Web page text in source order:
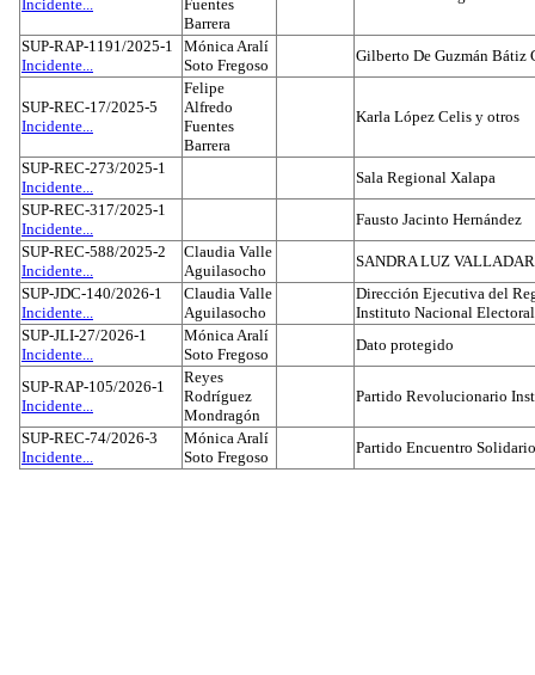
Incidente...
Fuentes
Barrera
SUP-RAP-1191/2025-1
Incidente...
Mónica Aralí
Soto Fregoso
Gilberto De Guzmán Bátiz
SUP-REC-17/2025-5
Incidente...
Felipe
Alfredo
Fuentes
Barrera
Karla López Celis y otros
SUP-REC-273/2025-1
Incidente...
Sala Regional Xalapa
SUP-REC-317/2025-1
Incidente...
Fausto Jacinto Hernández
SUP-REC-588/2025-2
Incidente...
Claudia Valle
Aguilasocho
SANDRA LUZ
SUP-JDC-140/2026-1
Incidente...
Claudia Valle
Aguilasocho
Dirección Ejecutiva del
Instituto Nacional Electoral
SUP-JLI-27/2026-1
Incidente...
Mónica Aralí
Soto Fregoso
Dato protegido
SUP-RAP-105/2026-1
Incidente...
Reyes
Rodríguez
Mondragón
Partido Revolucionario
SUP-REC-74/2026-3
Incidente...
Mónica Aralí
Soto Fregoso
Partido Encuentro